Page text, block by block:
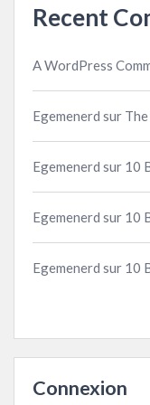
Recent
A WordPress
Egemenerd sur
Egemenerd sur 10
Egemenerd sur 10
Egemenerd sur 10
Connexion